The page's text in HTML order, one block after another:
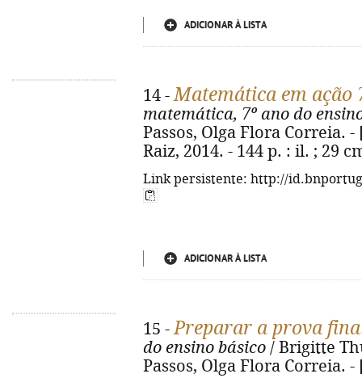
ADICIONAR À LISTA
14 -Matemática em ação
matemática, 7º ano do
Passos, Olga Flora Correia.
Raiz, 2014. - 144 p. : il. ; 29
Link persistente: http://
ADICIONAR À LISTA
15 -Preparar a prova
do ensino básico / Brigitte
Passos, Olga Flora Correia. -